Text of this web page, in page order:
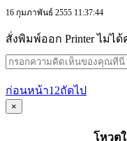
16 กุมภาพันธ์ 2555 11:37:44
สั่งพิมพ์ออก Printer ไม่ได้
ก่อนหน้า1 2ถัดไป
×
โหวต